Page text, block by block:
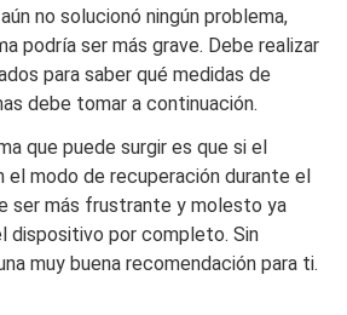
no solucionó ningún problema,
podría ser más grave. Debe realizar
para saber qué medidas de
debe tomar a continuación.
que puede surgir es que si el
el modo de recuperación durante el
ser más frustrante y molesto ya
dispositivo por completo. Sin
muy buena recomendación para ti.